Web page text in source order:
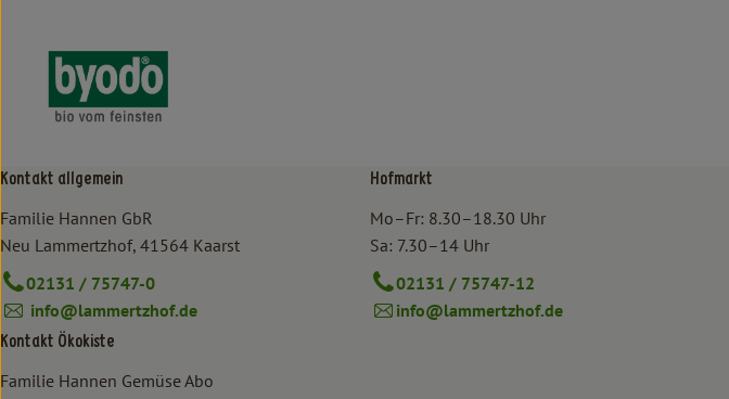
Kontakt allgemein
Familie Hannen GbR
Neu Lammertzhof, 41564 Kaarst
02131 / 75747-0
info@lammertzhof.de
Kontakt Ökokiste
Familie Hannen Gemüse Abo
Hofmarkt
Mo–Fr: 8.30–18.30 Uhr
Sa: 7.30–14 Uhr
02131 / 75747-12
info@lammertzhof.de